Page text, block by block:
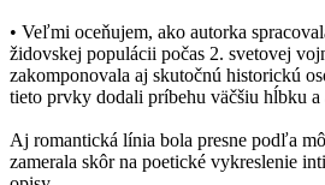
• Veľmi oceňujem, ako autorka
židovskej populácii počas 2. svetovej
zakomponovala aj skutočnú historickú
tieto prvky dodali príbehu väčšiu hĺbku a
Aj romantická línia bola presne podľa
zamerala skôr na poetické vykreslenie